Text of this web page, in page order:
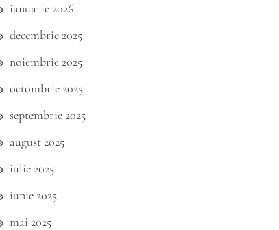
ianuarie 2026
decembrie 2025
noiembrie 2025
octombrie 2025
septembrie 2025
august 2025
iulie 2025
iunie 2025
mai 2025